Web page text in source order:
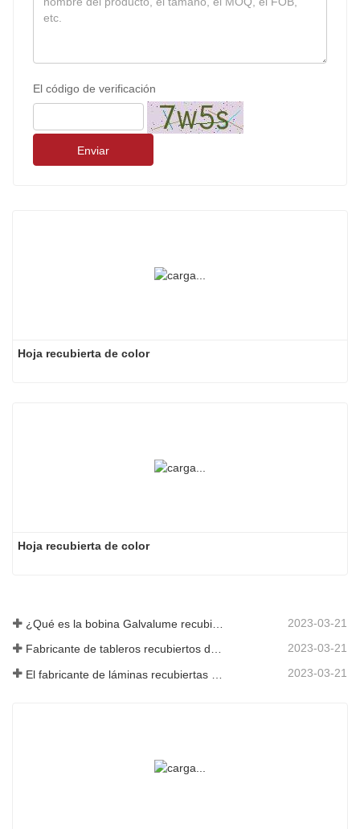
El código de verificación
Enviar
Hoja recubierta de color
Hoja recubierta de color
2023-03-21
Fabricante de tableros recubiertos de color: Tablero recubierto de color Snowflake para adornos correctamente sacado de la línea de fabricación 2023-03-21
2023-03-21